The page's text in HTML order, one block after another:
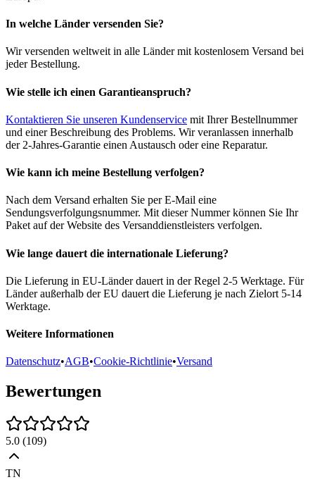
In welche Länder versenden Sie?
Wir versenden weltweit in alle Länder mit kostenlosem Versand bei
jeder Bestellung.
Wie stelle ich einen Garantieanspruch?
Kontaktieren Sie unseren Kundenservice mit Ihrer Bestellnummer
und einer Beschreibung des Problems. Wir veranlassen innerhalb
der 2-Jahres-Garantie einen Austausch oder eine Reparatur.
Wie kann ich meine Bestellung verfolgen?
Nach dem Versand erhalten Sie per E-Mail eine
Sendungsverfolgungsnummer. Mit dieser Nummer können Sie Ihr
Paket auf der Website des Versanddienstleisters verfolgen.
Wie lange dauert die internationale Lieferung?
Die Lieferung in EU-Länder dauert in der Regel 2-5 Werktage. Für
Länder außerhalb der EU dauert die Lieferung je nach Zielort 5-14
Werktage.
Weitere Informationen
Datenschutz•AGB•Cookie-Richtlinie•Versand
Bewertungen
5.0 (109)
TN